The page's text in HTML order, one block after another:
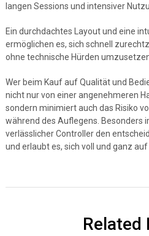
langen Sessions und intensiver
Ein durchdachtes Layout und eine
ermöglichen es, sich schnell
ohne technische Hürden
Wer beim Kauf auf Qualität und
nicht nur von einer angenehmeren
sondern minimiert auch das Risiko
während des Auflegens. Besonders
verlässlicher Controller den
und erlaubt es, sich voll und ganz
Related